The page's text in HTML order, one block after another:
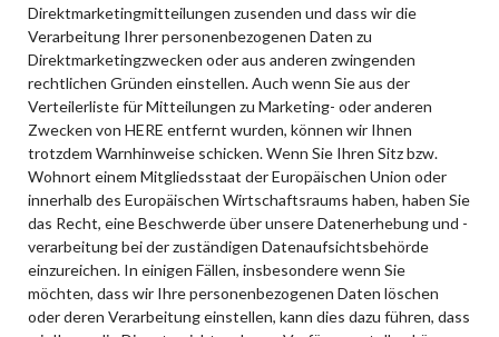
Direktmarketingmitteilungen zusenden und dass wir die
Verarbeitung Ihrer personenbezogenen Daten zu
Direktmarketingzwecken oder aus anderen zwingenden
rechtlichen Gründen einstellen. Auch wenn Sie aus der
Verteilerliste für Mitteilungen zu Marketing- oder anderen
Zwecken von HERE entfernt wurden, können wir Ihnen
trotzdem Warnhinweise schicken. Wenn Sie Ihren Sitz bzw.
Wohnort einem Mitgliedsstaat der Europäischen Union oder
innerhalb des Europäischen Wirtschaftsraums haben, haben Sie
das Recht, eine Beschwerde über unsere Datenerhebung und -
verarbeitung bei der zuständigen Datenaufsichtsbehörde
einzureichen. In einigen Fällen, insbesondere wenn Sie
möchten, dass wir Ihre personenbezogenen Daten löschen
oder deren Verarbeitung einstellen, kann dies dazu führen, dass